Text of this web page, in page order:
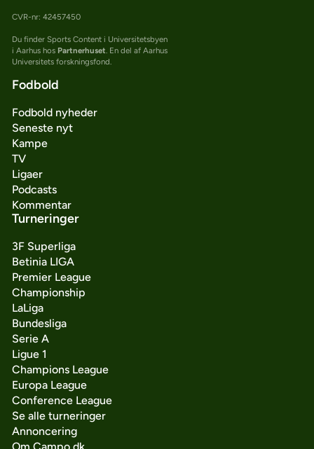
CVR-nr: 42457450
Du finder Sports Content i Universitetsbyen
i Aarhus hos Partnerhuset. En del af Aarhus
Universitets forskningsfond.
Fodbold
Fodbold nyheder
Seneste nyt
Kampe
TV
Ligaer
Podcasts
Kommentar
Turneringer
3F Superliga
Betinia LIGA
Premier League
Championship
LaLiga
Bundesliga
Serie A
Ligue 1
Champions League
Europa League
Conference League
Se alle turneringer
Annoncering